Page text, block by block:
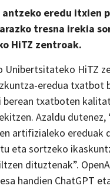
antzeko eredu itxien
tresna irekia
HiTZ zentroak.
Unibertsitateko HiTZ
eredua txatbot
berean txatboten
Azaldu dutenez,
artifizialeko ereduak
eta sortzeko
dituztenak”.
handien ChatGPT